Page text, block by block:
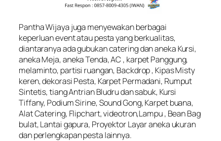
Pantha Wijaya juga menyewakan berbagai
keperluan event atau pesta yang berkualitas,
diantaranya ada gubukan catering dan aneka Kursi,
aneka Meja, aneka Tenda, AC , karpet Panggung,
melaminto, partisi ruangan, Backdrop , Kipas Misty
keren, dekorasi Pesta, Karpet Permadani, Rumput
Sintetis, tiang Antrian Bludru dan sabuk, Kursi
Tiffany, Podium Sirine, Sound Gong, Karpet buana,
Alat Catering, Flipchart, videotron,Lampu , Bean Bag
bulat, Lantai gapura, Proyektor Layar aneka ukuran
dan perlengkapan pesta lainnya.